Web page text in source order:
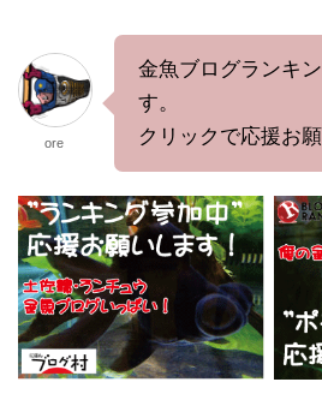
ore
金魚ブログランキ
す。
クリックで応援お願